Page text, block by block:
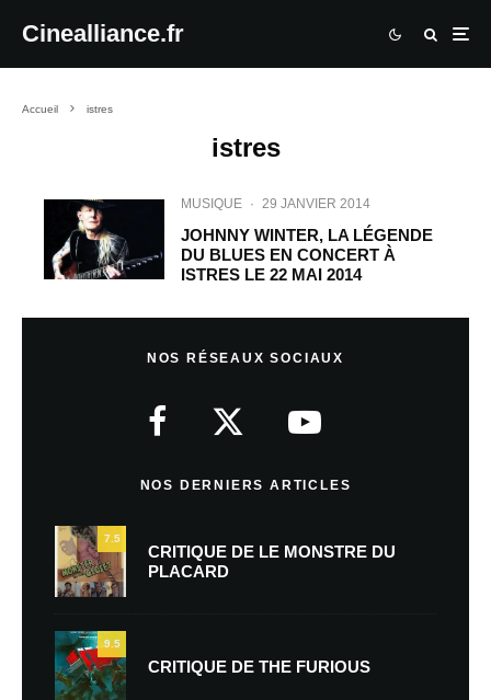
Cinealliance.fr
Accueil istres
istres
MUSIQUE · 29 JANVIER 2014
JOHNNY WINTER, LA LÉGENDE
DU BLUES EN CONCERT À
ISTRES LE 22 MAI 2014
NOS RÉSEAUX SOCIAUX
NOS DERNIERS ARTICLES
7.5
CRITIQUE DE LE MONSTRE DU
PLACARD
9.5
CRITIQUE DE THE FURIOUS